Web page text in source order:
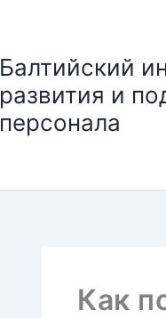
Балтийский
развития и
персонала
Как